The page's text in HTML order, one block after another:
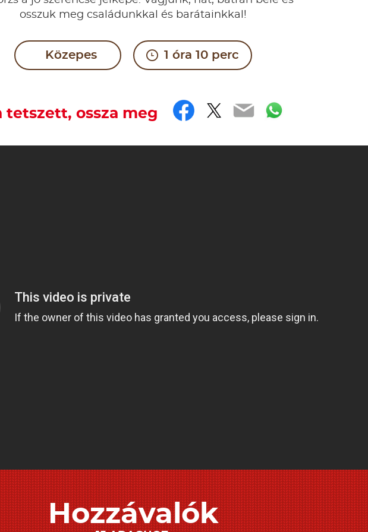
osszuk meg családunkkal és barátainkkal!
Közepes 1 óra 10 perc
tetszett, ossza meg Facebook
Twitter
EmailWhatsApp
Hozzávalók